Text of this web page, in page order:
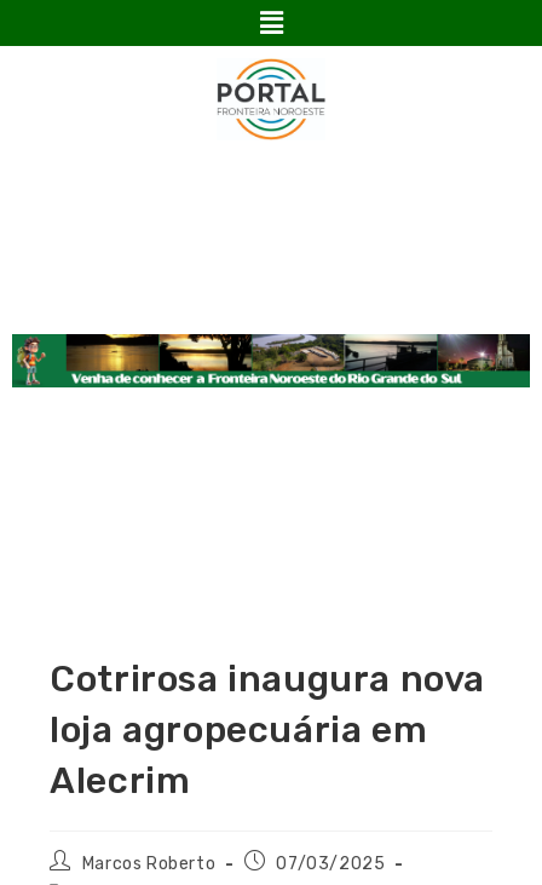
Cotrirosa inaugura nova
loja agropecuária em
Alecrim
Marcos Roberto
07/03/2025